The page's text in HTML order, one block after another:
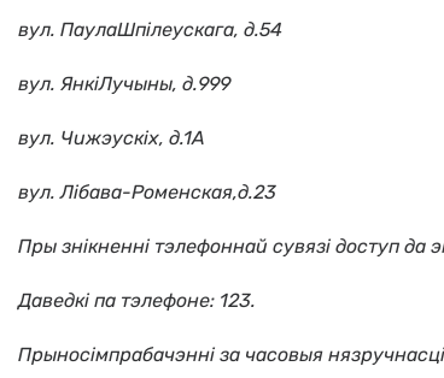
вул. ПаулаШпiлеускага, д.54
вул. ЯнкiЛучыны, д.999
вул. Чижэускiх, д.1А
вул. Лiбава-Роменская,д.23
Пры знікненні тэлефоннай сувязі доступ
Даведкі па тэлефоне: 123.
Прыносімпрабачэнні за часовыя